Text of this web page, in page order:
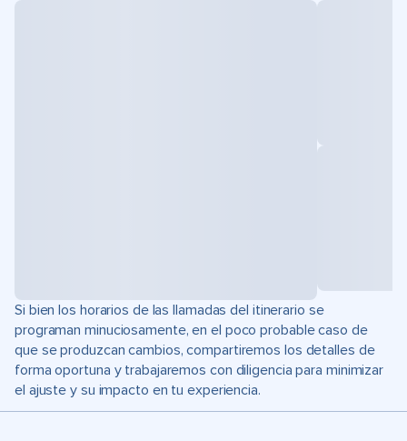
Si bien los horarios de las llamadas del itinerario se
programan minuciosamente, en el poco probable caso de
que se produzcan cambios, compartiremos los detalles de
forma oportuna y trabajaremos con diligencia para minimizar
el ajuste y su impacto en tu experiencia.